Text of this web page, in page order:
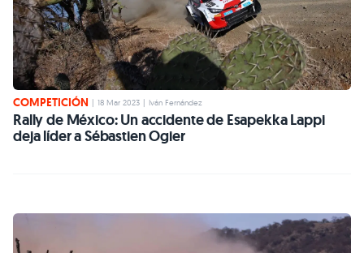
COMPETICIÓN | 18 Mar 2023 | Iván Fernández
Rally de México: Un accidente de Esapekka Lappi
deja líder a Sébastien Ogier